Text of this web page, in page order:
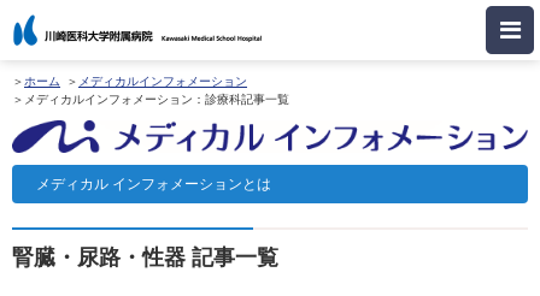
ホーム
メディカルインフォメーション
メディカルインフォメーション：診療科記事一覧
メディカル インフォメーションとは
腎臓・尿路・性器 記事一覧